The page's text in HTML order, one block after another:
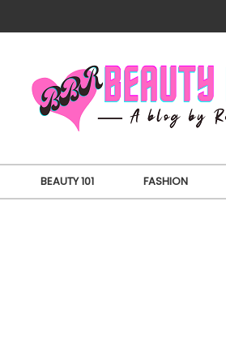
BEAUTY 101 FASHION